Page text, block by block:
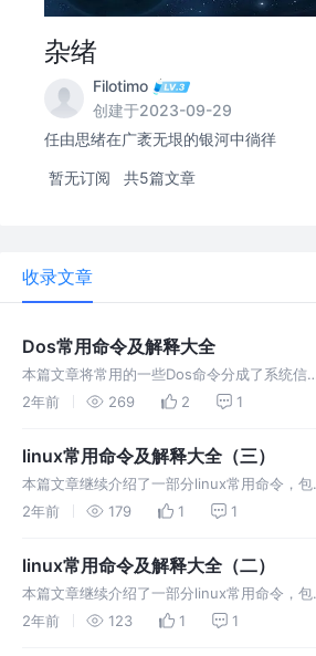
杂绪
Filotimo
创建于2023-09-29
任由思绪在广袤无垠的银河中徜徉
暂无订阅 共5篇文章
收录文章
Dos常用命令及解释大全
本篇文章将常用的一些Dos命令分成了系统信
息，网络，用户，端口进程服务，共享，文件操
用命令及解释详情请看正文。
2年前 269 2 1
linux常用命令及解释大全（三）
本篇文章继续介绍了一部分linux常用命令，包
括字符设置和文件格式转换，文件系统分析，初
分。linux常用命令及解释大全（三）详情请看
2年前 179 1 1
linux常用命令及解释大全（二）
本篇文章继续介绍了一部分linux常用命令，包
括文件的权限，文件的特殊属性，打包和压缩文
2年前 123 1 1